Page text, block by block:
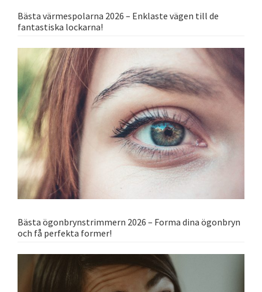
Bästa värmespolarna 2026 – Enklaste vägen till de
fantastiska lockarna!
Bästa ögonbrynstrimmern 2026 – Forma dina ögonbryn
och få perfekta former!